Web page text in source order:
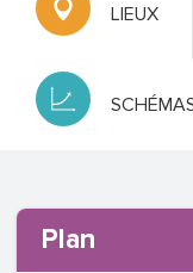
LIEUX
Plan